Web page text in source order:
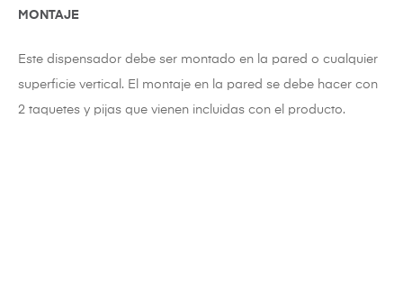
MONTAJE
Este dispensador debe ser montado en la pared o cualquier
superficie vertical. El montaje en la pared se debe hacer con
2 taquetes y pijas que vienen incluidas con el producto.